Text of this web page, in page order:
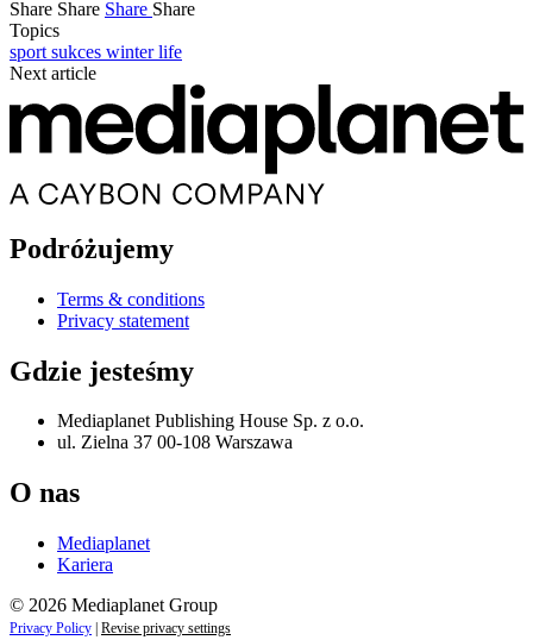
Share Share Share Share
Topics
sport sukces winter life
Next article
Podróżujemy
Terms & conditions
Privacy statement
Gdzie jesteśmy
Mediaplanet Publishing House Sp. z o.o.
ul. Zielna 37 00-108 Warszawa
O nas
Mediaplanet
Kariera
© 2026 Mediaplanet Group
Privacy Policy Revise privacy settings